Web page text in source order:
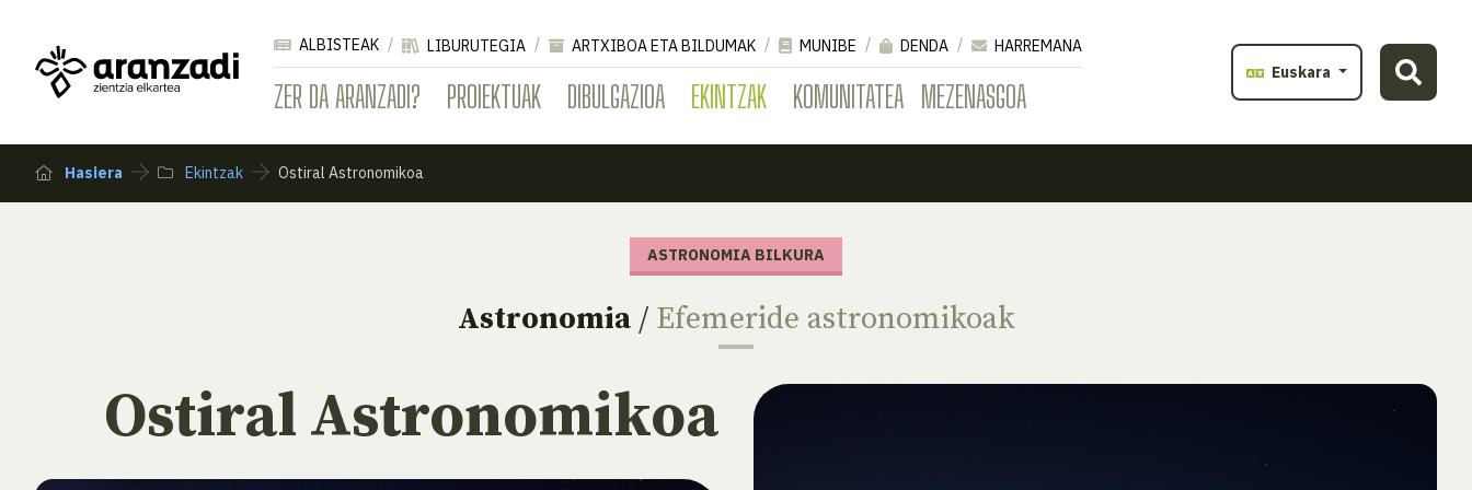
ZER DA ARANZADI? PROIEKTUAK DIBULGAZIOA EKINTZAK KOMUNITATEA MEZENASGOA
ALBISTEAK LIBURUTEGIA ARTXIBOA ETA BILDUMAK MUNIBE DENDA
HARREMANA
Euskara
Hasiera Ekintzak Ostiral Astronomikoa
ASTRONOMIA BILKURA
Astronomia/ Efemeride astronomikoak
Ostiral Astronomikoa